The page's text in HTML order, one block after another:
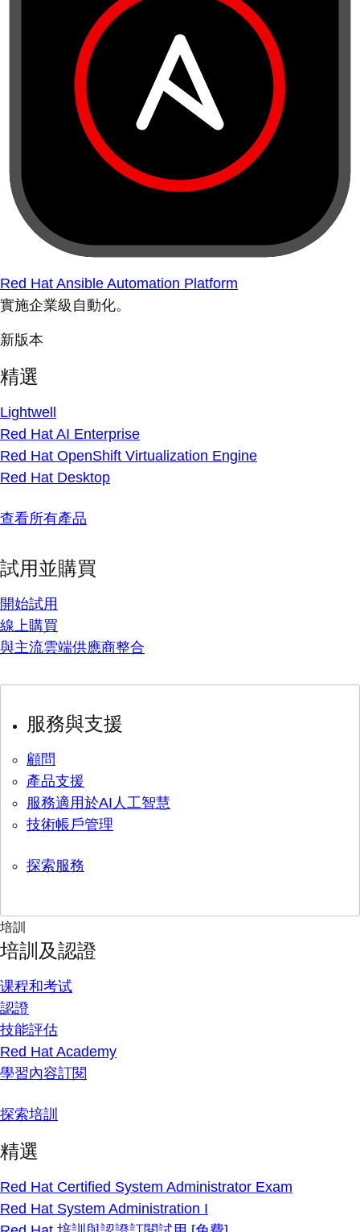
Red Hat Ansible Automation Platform
實施企業級自動化。
新版本
精選
Lightwell
Red Hat AI Enterprise
Red Hat OpenShift Virtualization Engine
Red Hat Desktop
查看所有產品
試用並購買
開始試用
線上購買
與主流雲端供應商整合
服務與支援
顧問
產品支援
服務適用於AI人工智慧
技術帳戶管理
探索服務
培訓
培訓及認證
课程和考试
認證
技能評估
Red Hat Academy
學習內容訂閱
探索培訓
精選
Red Hat Certified System Administrator Exam
Red Hat System Administration I